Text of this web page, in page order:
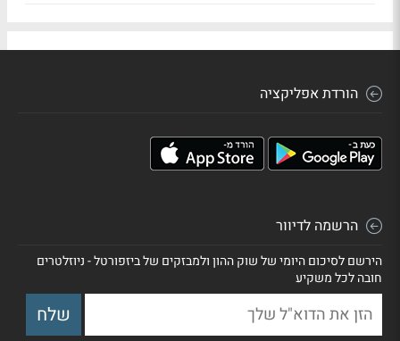
הורדת אפליקציה
הרשמה לדיוור
הירשם לסיכום היומי של שוק ההון ולמבזקים של ביזפורטל - ניוזלטרים
חובה לכל משקיע